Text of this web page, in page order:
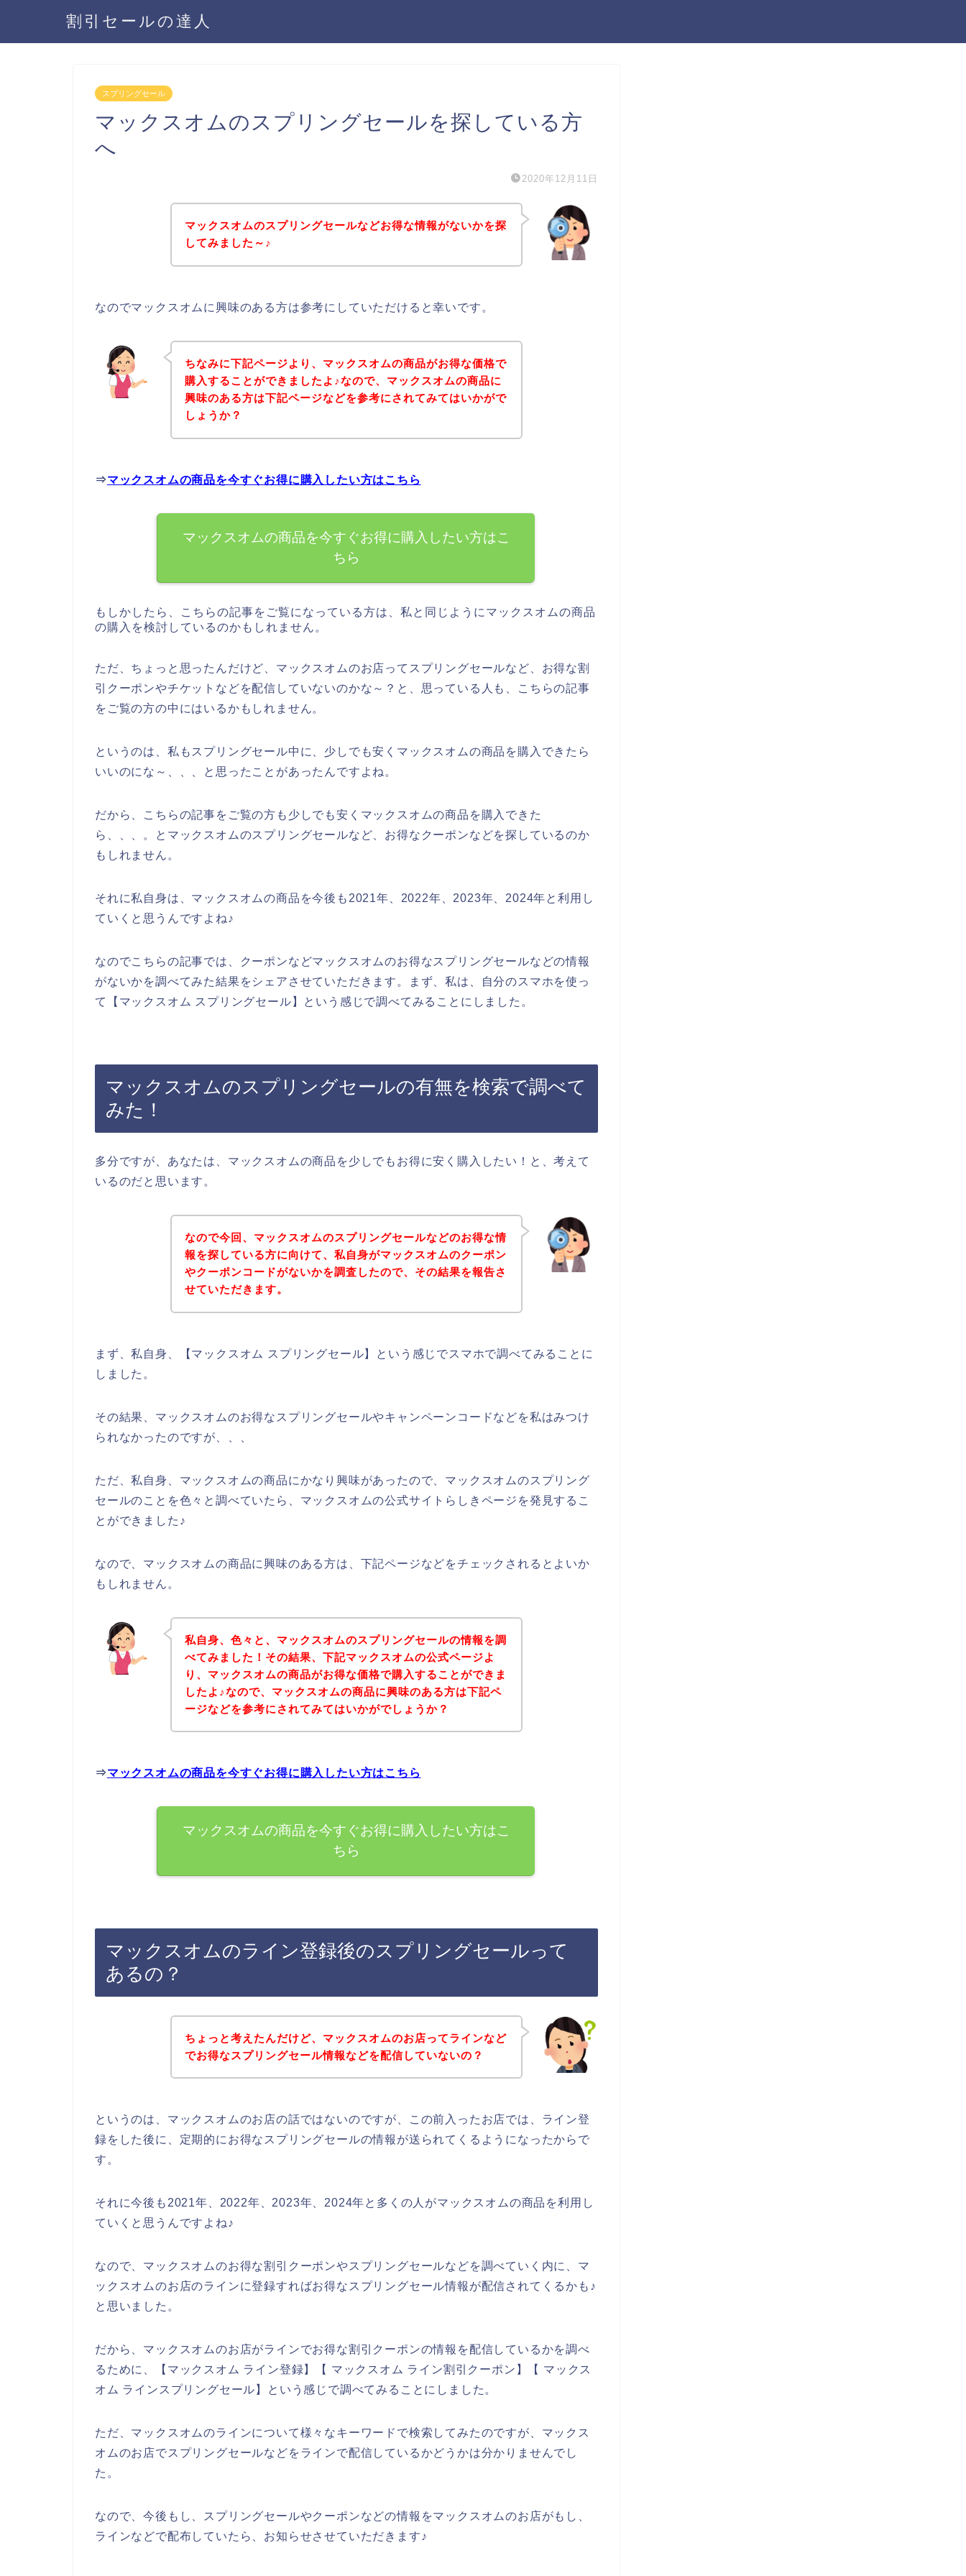
割引セールの達人
スプリングセール
マックスオムのスプリングセールを探している方
へ
2020年12月11日
マックスオムのスプリングセールなどお得な情報がないかを探
してみました～♪
なのでマックスオムに興味のある方は参考にしていただけると幸いです。
ちなみに下記ページより、マックスオムの商品がお得な価格で
購入することができましたよ♪なので、マックスオムの商品に
興味のある方は下記ページなどを参考にされてみてはいかがで
しょうか？
⇒マックスオムの商品を今すぐお得に購入したい方はこちら
マックスオムの商品を今すぐお得に購入したい方はこ
ちら
もしかしたら、こちらの記事をご覧になっている方は、私と同じようにマックスオムの商品
の購入を検討しているのかもしれません。
ただ、ちょっと思ったんだけど、マックスオムのお店ってスプリングセールなど、お得な割
引クーポンやチケットなどを配信していないのかな～？と、思っている人も、こちらの記事
をご覧の方の中にはいるかもしれません。
というのは、私もスプリングセール中に、少しでも安くマックスオムの商品を購入できたら
いいのにな～、、、と思ったことがあったんですよね。
だから、こちらの記事をご覧の方も少しでも安くマックスオムの商品を購入できた
ら、、、。とマックスオムのスプリングセールなど、お得なクーポンなどを探しているのか
もしれません。
それに私自身は、マックスオムの商品を今後も2021年、2022年、2023年、2024年と利用し
ていくと思うんですよね♪
なのでこちらの記事では、クーポンなどマックスオムのお得なスプリングセールなどの情報
がないかを調べてみた結果をシェアさせていただきます。まず、私は、自分のスマホを使っ
て【マックスオム スプリングセール】という感じで調べてみることにしました。
マックスオムのスプリングセールの有無を検索で調べて
みた！
多分ですが、あなたは、マックスオムの商品を少しでもお得に安く購入したい！と、考えて
いるのだと思います。
なので今回、マックスオムのスプリングセールなどのお得な情
報を探している方に向けて、私自身がマックスオムのクーポン
やクーポンコードがないかを調査したので、その結果を報告さ
せていただきます。
まず、私自身、【マックスオム スプリングセール】という感じでスマホで調べてみることに
しました。
その結果、マックスオムのお得なスプリングセールやキャンペーンコードなどを私はみつけ
られなかったのですが、、、
ただ、私自身、マックスオムの商品にかなり興味があったので、マックスオムのスプリング
セールのことを色々と調べていたら、マックスオムの公式サイトらしきページを発見するこ
とができました♪
なので、マックスオムの商品に興味のある方は、下記ページなどをチェックされるとよいか
もしれません。
私自身、色々と、マックスオムのスプリングセールの情報を調
べてみました！その結果、下記マックスオムの公式ページよ
り、マックスオムの商品がお得な価格で購入することができま
したよ♪なので、マックスオムの商品に興味のある方は下記ペ
ージなどを参考にされてみてはいかがでしょうか？
⇒マックスオムの商品を今すぐお得に購入したい方はこちら
マックスオムの商品を今すぐお得に購入したい方はこ
ちら
マックスオムのライン登録後のスプリングセールって
あるの？
ちょっと考えたんだけど、マックスオムのお店ってラインなど
でお得なスプリングセール情報などを配信していないの？
というのは、マックスオムのお店の話ではないのですが、この前入ったお店では、ライン登
録をした後に、定期的にお得なスプリングセールの情報が送られてくるようになったからで
す。
それに今後も2021年、2022年、2023年、2024年と多くの人がマックスオムの商品を利用し
ていくと思うんですよね♪
なので、マックスオムのお得な割引クーポンやスプリングセールなどを調べていく内に、マ
ックスオムのお店のラインに登録すればお得なスプリングセール情報が配信されてくるかも♪
と思いました。
だから、マックスオムのお店がラインでお得な割引クーポンの情報を配信しているかを調べ
るために、【マックスオム ライン登録】【 マックスオム ライン割引クーポン】【 マックス
オム ラインスプリングセール】という感じで調べてみることにしました。
ただ、マックスオムのラインについて様々なキーワードで検索してみたのですが、マックス
オムのお店でスプリングセールなどをラインで配信しているかどうかは分かりませんでし
た。
なので、今後もし、スプリングセールやクーポンなどの情報をマックスオムのお店がもし、
ラインなどで配布していたら、お知らせさせていただきます♪